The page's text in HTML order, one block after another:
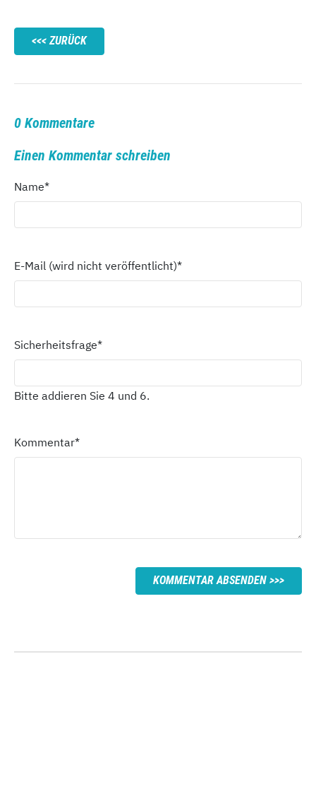
ZURÜCK
0 Kommentare
Einen Kommentar schreiben
Name*
E-Mail (wird nicht veröffentlicht)*
Sicherheitsfrage*
Bitte addieren Sie 4 und 6.
Kommentar*
KOMMENTAR ABSENDEN